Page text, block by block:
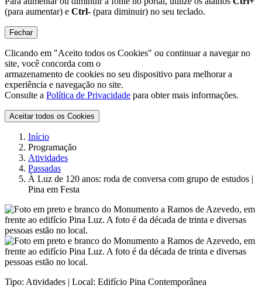
(para aumentar) e Ctrl- (para diminuir) no seu teclado.
Fechar
Clicando em "Aceito todos os Cookies" ou continuar a navegar no
site, você concorda com o
armazenamento de cookies no seu dispositivo para melhorar a
experiência e navegação no site.
Consulte a Política de Privacidade para obter mais informações.
Aceitar todos os Cookies
Início
Programação
Atividades
Passadas
À Luz de 120 anos: roda de conversa com grupo de estudos |
Pina em Festa
Tipo: Atividades | Local: Edifício Pina Contemporânea